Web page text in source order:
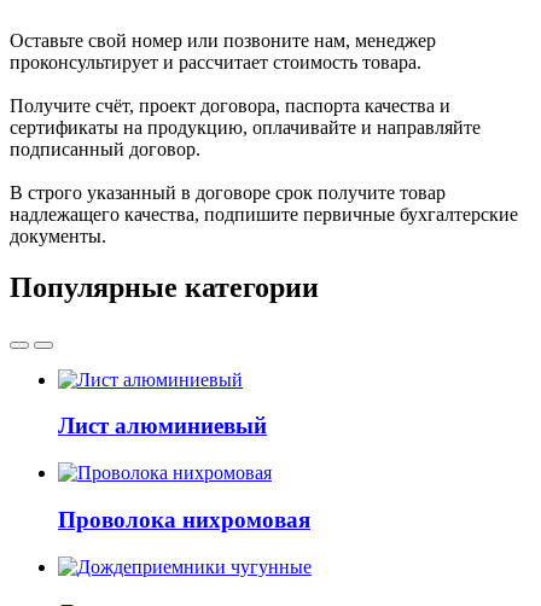
Оставьте свой номер или позвоните нам, менеджер
проконсультирует и рассчитает стоимость товара.
Получите счёт, проект договора, паспорта качества и
сертификаты на продукцию, оплачивайте и направляйте
подписанный договор.
В строго указанный в договоре срок получите товар
надлежащего качества, подпишите первичные бухгалтерские
документы.
Популярные категории
Лист алюминиевый
Проволока нихромовая